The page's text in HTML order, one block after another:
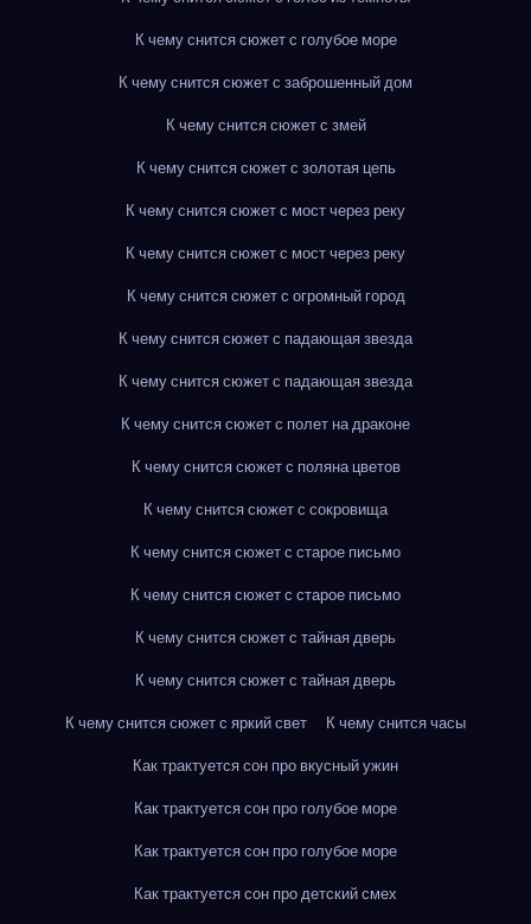
К чему снится сюжет с голубое море
К чему снится сюжет с заброшенный дом
К чему снится сюжет с змей
К чему снится сюжет с золотая цепь
К чему снится сюжет с мост через реку
К чему снится сюжет с мост через реку
К чему снится сюжет с огромный город
К чему снится сюжет с падающая звезда
К чему снится сюжет с падающая звезда
К чему снится сюжет с полет на драконе
К чему снится сюжет с поляна цветов
К чему снится сюжет с сокровища
К чему снится сюжет с старое письмо
К чему снится сюжет с старое письмо
К чему снится сюжет с тайная дверь
К чему снится сюжет с тайная дверь
К чему снится сюжет с яркий свет
К чему снится часы
Как трактуется сон про вкусный ужин
Как трактуется сон про голубое море
Как трактуется сон про голубое море
Как трактуется сон про детский смех